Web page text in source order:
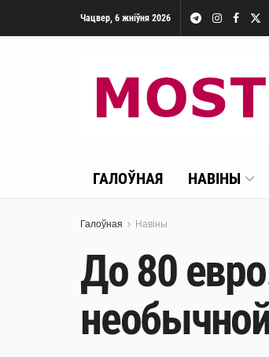
Чацвер, 6 жніўня 2026
ГАЛОЎНАЯ НАВІНЫ
Галоўная Навіны
До 80